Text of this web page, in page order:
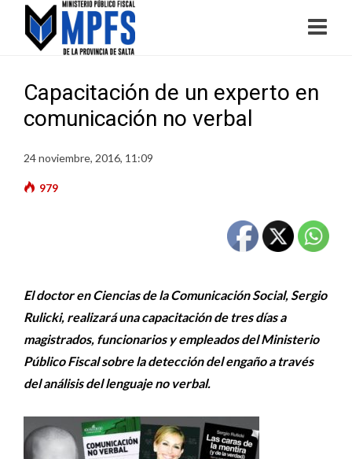
Capacitación de un experto en
comunicación no verbal
24 noviembre, 2016, 11:09
979
El doctor en Ciencias de la Comunicación Social, Sergio
Rulicki, realizará una capacitación de tres días a
magistrados, funcionarios y empleados del Ministerio
Público Fiscal sobre la detección del engaño a través
del análisis del lenguaje no verbal.